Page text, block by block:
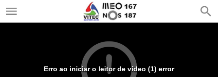
Erro ao iniciar o leitor de vídeo (1) error